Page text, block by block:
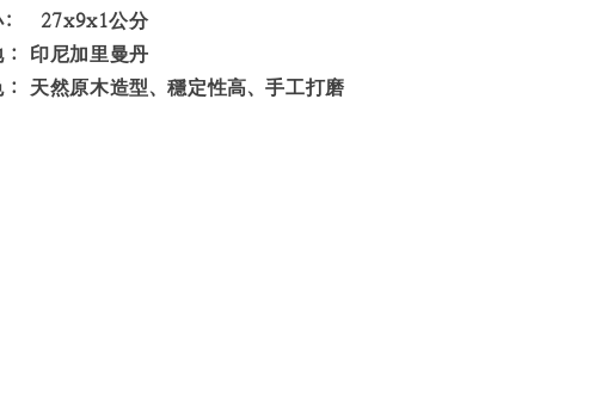
: 27x9x1公分
印尼加里曼丹
天然原木造型、穩定性高、手工打磨